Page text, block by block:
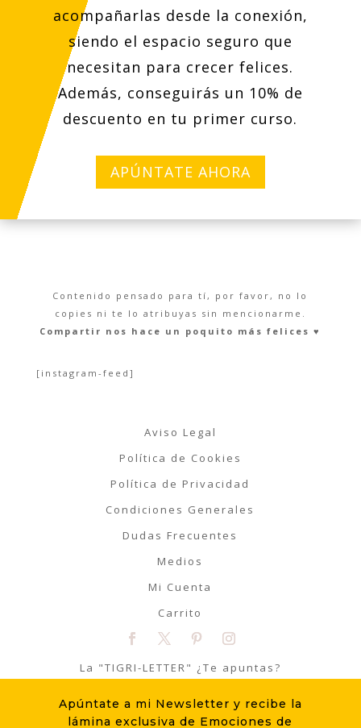
Apúntate a mi Newsletter y recibe la
lámina exclusiva de Emociones de
acompañarlas desde la conexión,
siendo el espacio seguro que
necesitan para crecer felices.
Además, conseguirás un 10% de
descuento en tu primer curso.
APÚNTATE AHORA
Contenido pensado para tí, por favor, no lo
copies ni te lo atribuyas sin mencionarme.
Compartir nos hace un poquito más felices ♥︎
[instagram-feed]
Aviso Legal
Política de Cookies
Política de Privacidad
Condiciones Generales
Dudas Frecuentes
Medios
Mi Cuenta
Carrito
La "TIGRI-LETTER" ¿Te apuntas?
ME APUNTO